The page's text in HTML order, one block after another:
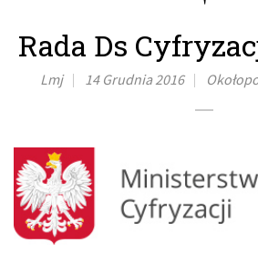
Rada Ds
Lmj 14 Grudnia 2016